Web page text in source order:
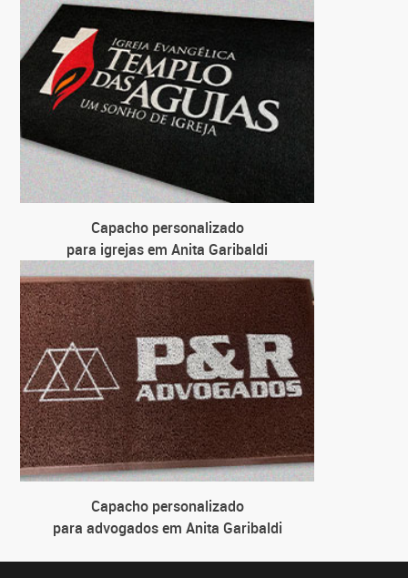
Capacho personalizado
para igrejas em Anita Garibaldi
Capacho personalizado
para advogados em Anita Garibaldi